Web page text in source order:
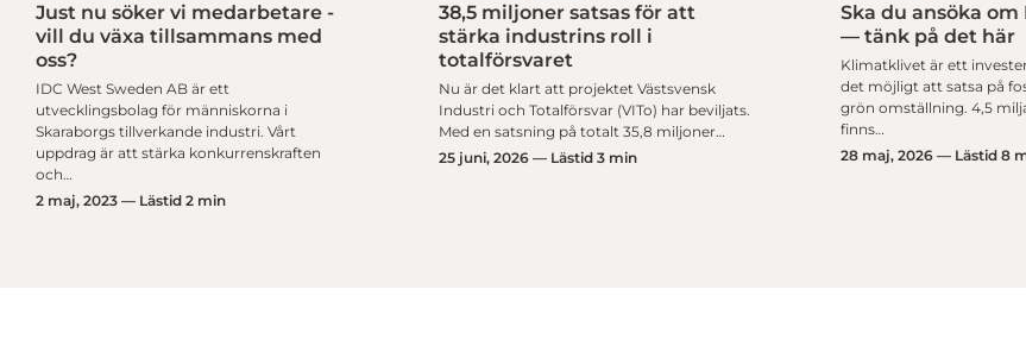
Just nu söker vi medarbetare -
vill du växa tillsammans med
oss?
IDC West Sweden AB är ett
utvecklingsbolag för människorna i
Skaraborgs tillverkande industri. Vårt
uppdrag är att stärka konkurrenskraften
och…
2 maj, 2023 — Lästid 2 min
38,5 miljoner satsas för att
stärka industrins roll i
totalförsvaret
Nu är det klart att projektet Västsvensk
Industri och Totalförsvar (VITo) har beviljats.
Med en satsning på totalt 35,8 miljoner…
25 juni, 2026 — Lästid 3 min
Ska du ansöka
— tänk på det här
Klimatklivet är ett
det möjligt att satsa på
grön omställning. 4,5
finns…
28 maj, 2026 — Lästid 8
Aktuella investeringsstöd för en framtidssäkrad produktion